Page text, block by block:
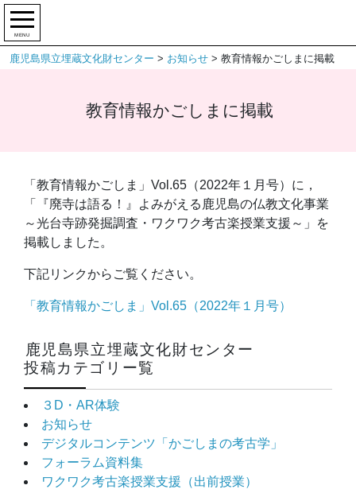
MENU
鹿児島県立埋蔵文化財センター > お知らせ > 教育情報かごしまに掲載
教育情報かごしまに掲載
鹿児島県立埋蔵文化財センター
投稿カテゴリー覧
３D・AR体験
お知らせ
デジタルコンテンツ「かごしまの考古学」
フォーラム資料集
ワクワク考古楽授業支援（出前授業）
「教育情報かごしま」Vol.65（2022年１月号）に，
「『廃寺は語る！』よみがえる鹿児島の仏教文化事業
～光台寺跡発掘調査・ワクワク考古楽授業支援～」を
掲載しました。
下記リンクからご覧ください。
「教育情報かごしま」Vol.65（2022年１月号）